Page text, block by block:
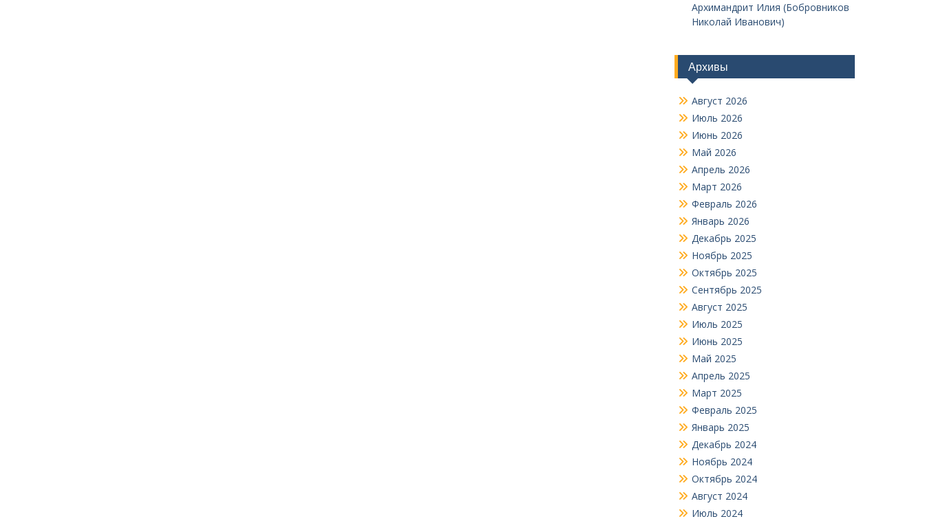
Архимандрит Илия (Бобровников
Николай Иванович)
Архивы
Август 2026
Июль 2026
Июнь 2026
Май 2026
Апрель 2026
Март 2026
Февраль 2026
Январь 2026
Декабрь 2025
Ноябрь 2025
Октябрь 2025
Сентябрь 2025
Август 2025
Июль 2025
Июнь 2025
Май 2025
Апрель 2025
Март 2025
Февраль 2025
Январь 2025
Декабрь 2024
Ноябрь 2024
Октябрь 2024
Август 2024
Июль 2024